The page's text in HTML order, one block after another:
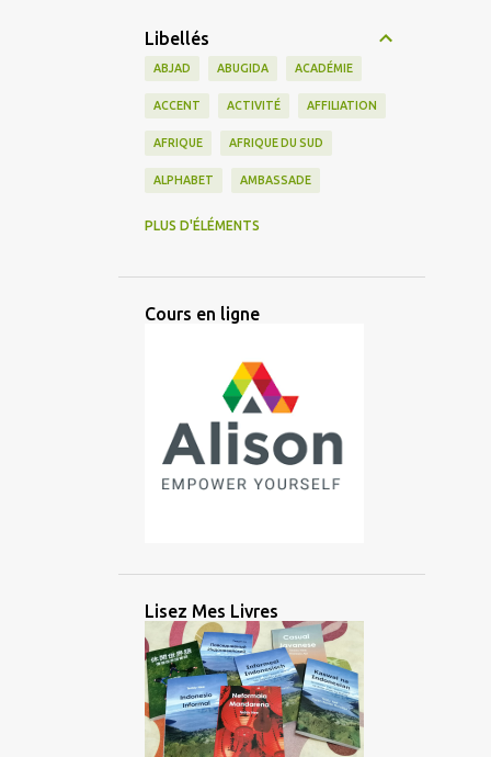
Libellés
ABJAD ABUGIDA ACADÉMIE
ACCENT ACTIVITÉ AFFILIATION
AFRIQUE AFRIQUE DU SUD
ALPHABET AMBASSADE
AMERICAIN
ARGENT
ARTIFICIELLE
ASIATIQUE ASIE ASIE CENTRALE
ASIE DE L'EST ASIE DU SUD
AVANTAGE AZERBAÏDJAN
BALINAIS BANGLADESH BATAK
BATAN BATANES BAYBAYIN
BILINGUE BRAHMI BRITANNIQUE
PLUS D'ÉLÉMENTS
Cours en ligne
Lisez Mes Livres